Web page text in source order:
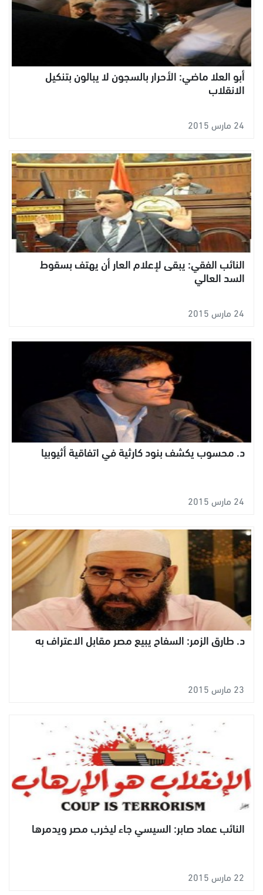
أبو العلا ماضي: الأحرار بالسجون لا يبالون بتنكيل
الانقلاب
24 مارس 2015
النائب الفقي: يبقى لإعلام العار أن يهتف بسقوط
السد العالي
24 مارس 2015
د. محسوب يكشف بنود كارثية في اتفاقية أثيوبيا
24 مارس 2015
د. طارق الزمر: السفاح يبيع مصر مقابل الاعتراف به
23 مارس 2015
النائب عماد صابر: السيسي جاء ليخرب مصر ويدمرها
22 مارس 2015